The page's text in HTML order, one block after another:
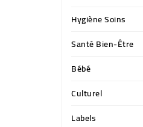
Hygiène Soins
Santé Bien-Être
Bébé
Culturel
Labels